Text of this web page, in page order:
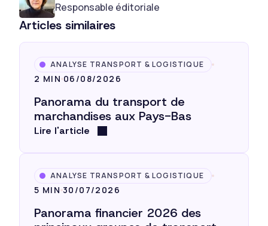
Responsable éditoriale
Articles similaires
ANALYSE TRANSPORT & LOGISTIQUE
2 MIN 06/08/2026
Panorama du transport de
marchandises aux Pays-Bas
Lire l'article
ANALYSE TRANSPORT & LOGISTIQUE
5 MIN 30/07/2026
Panorama financier 2026 des